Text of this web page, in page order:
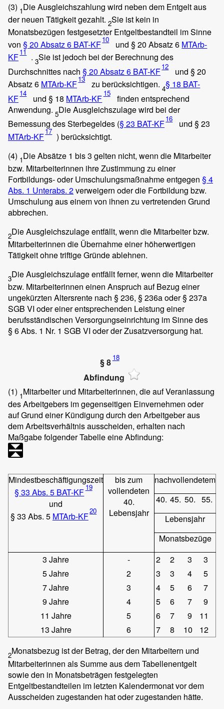
(3) 1Die Ausgleichszahlung wird neben dem Entgelt aus
der neuen Tätigkeit gezahlt. 2Sie ist kein in
Monatsbezügen festgesetzter Entgeltbestandteil im Sinne
von § 20 Absatz 6 BAT-KF10 und § 20 Absatz 6 MTArb-
KF11 .3Sie ist jedoch bei der Berechnung des
Durchschnittes nach § 20 Absatz 6 BAT-KF12
und § 20
Absatz 6 MTArb-KF13 zu berücksichtigen. 4§ 18 BAT-
KF14 und § 18 MTArb-KF 15
finden entsprechend
Anwendung. 5Die Ausgleichszulage wird bei der
Bemessung des Sterbegeldes (§ 23 BAT-KF16
und § 23
MTArb-KF17 ) berücksichtigt.
(4) 1Die Absätze 1 bis 3 gelten nicht, wenn die Mitarbeiter
bzw. Mitarbeiterinnen ihre Zustimmung zu einer
Fortbildungs- oder Umschulungsmaßnahme entgegen § 4
Abs. 1 Unterabs. 2verweigern oder die Fortbildung bzw.
Umschulung aus einem von ihnen zu vertretenden Grund
abbrechen.
2Die Ausgleichszulage entfällt, wenn die Mitarbeiter bzw.
Mitarbeiterinnen die Übernahme einer höherwertigen
Tätigkeit ohne triftige Gründe ablehnen.
3Die Ausgleichszulage entfällt ferner, wenn die Mitarbeiter
bzw. Mitarbeiterinnen einen Anspruch auf Bezug einer
ungekürzten Altersrente nach § 236, § 236a oder § 237a
SGB VI oder einer entsprechenden Leistung einer
berufsständischen Versorgungseinrichtung im Sinne des
§ 6 Abs. 1 Nr. 1 SGB VI oder der Zusatzversorgung hat.
§ 8 18
Abfindung
(1) 1Mitarbeiter und Mitarbeiterinnen, die auf Veranlassung
des Arbeitgebers im gegenseitigen Einvernehmen oder
auf Grund einer Kündigung durch den Arbeitgeber aus
dem Arbeitsverhältnis ausscheiden, erhalten nach
Maßgabe folgender Tabelle eine Abfindung:
Mindestbeschäftigungszeit
§ 33 Abs. 5 BAT-KF19
und
§ 33 Abs. 5 MTArb-KF20
bis zum
vollendeten
40.
Lebensjahr
nachvollendetem
40. 45. 50. 55.
Lebensjahr
Monatsbezüge
3 Jahre
- 2 2 3
3
5 Jahre
2 3 3 4
5
7 Jahre
3 4 5 6
7
9 Jahre
4 5 6 7
9
11 Jahre
5 6 7 9
11
13 Jahre
6 7 8 10 12
2Monatsbezug ist der Betrag, der den Mitarbeitern und
Mitarbeiterinnen als Summe aus dem Tabellenentgelt
sowie den in Monatsbeträgen festgelegten
Entgeltbestandteilen im letzten Kalendermonat vor dem
Ausscheiden zugestanden hat oder zugestanden hätte.